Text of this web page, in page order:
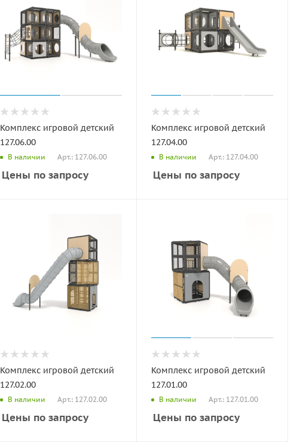
Комплекс игровой детский
127.06.00
В наличии Арт.: 127.06.00
Цены по запросу
Комплекс игровой детский
127.04.00
В наличии Арт.: 127.04.00
Цены по запросу
Комплекс игровой детский
127.02.00
В наличии Арт.: 127.02.00
Цены по запросу
Комплекс игровой детский
127.01.00
В наличии Арт.: 127.01.00
Цены по запросу